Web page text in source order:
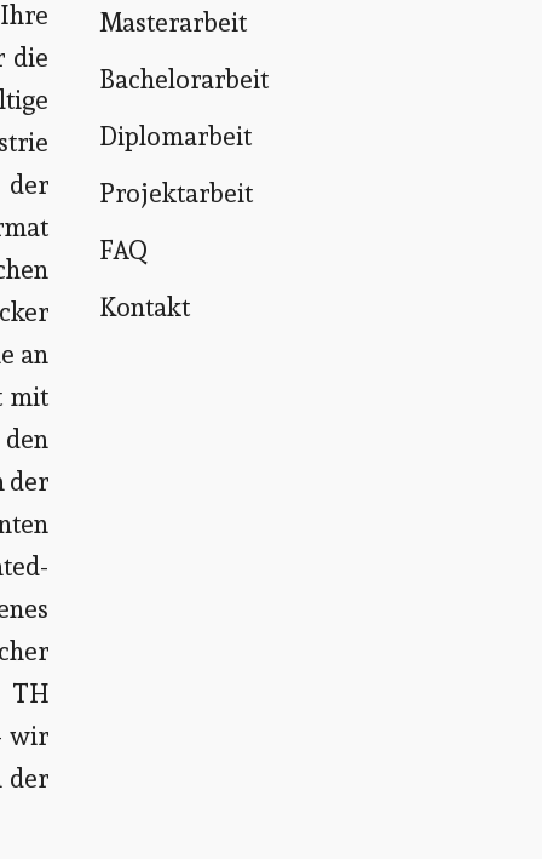
die
an
mit
der
TH
wir
der
Masterarbeit
Bachelorarbeit
Diplomarbeit
Projektarbeit
FAQ
Kontakt